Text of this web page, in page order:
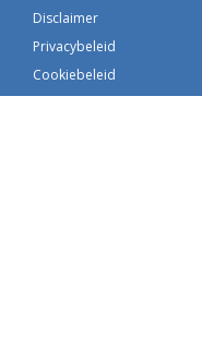
Disclaimer
Privacybeleid
Cookiebeleid